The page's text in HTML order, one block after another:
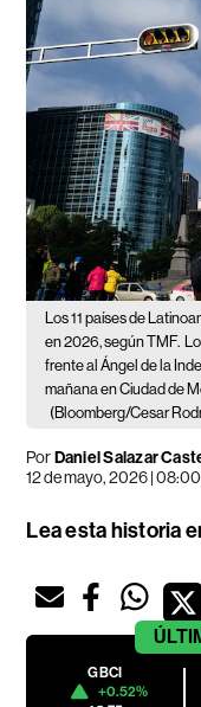
Los 11 países de
en 2026, según TMF.
frente al Ángel de la
mañana en Ciudad de
(Bloomberg/Cesar
PorDaniel Salazar
12 de mayo, 2026 |
Lea esta historia
GBCI
+0.52%